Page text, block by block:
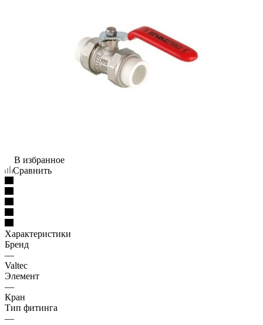
В избранное
Сравнить
Характеристики
Бренд
—
Valtec
Элемент
—
Кран
Тип фитинга
—